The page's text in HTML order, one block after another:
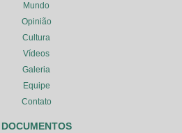
Mundo
Opinião
Cultura
Vídeos
Galeria
Equipe
Contato
DOCUMENTOS